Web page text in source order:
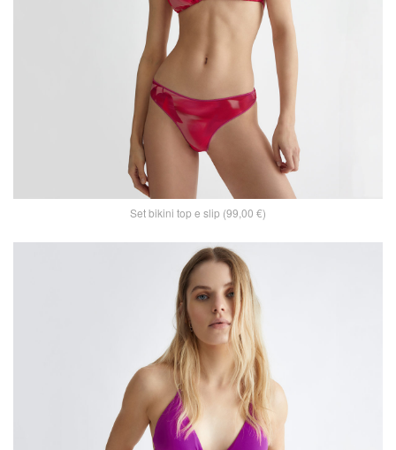
Set bikini top e slip (99,00 €)